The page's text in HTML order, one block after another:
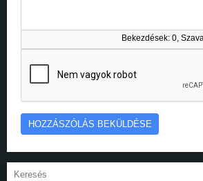
Bekezdések: 0,